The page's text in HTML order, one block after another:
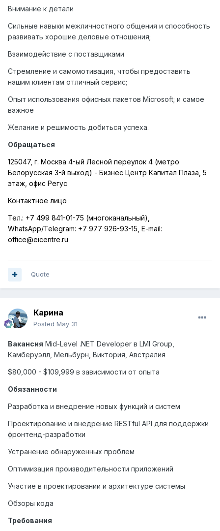
Внимание к детали
Сильные навыки межличностного общения и способность
развивать хорошие деловые отношения;
Взаимодействие с поставщиками
Стремление и самомотивация, чтобы предоставить
нашим клиентам отличный сервис;
Опыт использования офисных пакетов Microsoft; и самое
важное
Желание и решимость добиться успеха.
Обращаться
125047, г. Москва 4-ый Лесной переулок 4 (метро
Белорусская 3-й выход) - Бизнес Центр Капитал Плаза, 5
этаж, офис Регус
Контактное лицо
Тел.: +7 499 841-01-75 (многоканальный),
WhatsApp/Telegram: +7 977 926-93-15, E-mail:
office@eicentre.ru
Quote
Карина
Posted May 31
Вакансия Mid-Level .NET Developer в LMI Group,
Камберуэлл Мельбурн Виктория Австралия
$80,000 - $109,999 в зависимости от опыта
Обязанности
Разработка и внедрение новых функций и систем
Проектирование и внедрение RESTful API для поддержки
фронтенд-разработки
Устранение обнаруженных проблем
Оптимизация производительности приложений
Участие в проектировании и архитектуре системы
Обзоры кода
Требования